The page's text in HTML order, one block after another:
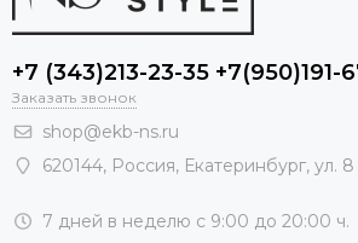
+7 (343)213-23-35 +7(950)191-
Заказать звонок
shop@ekb-ns.ru
620144, Россия, Екатеринбург, ул.
7 дней в неделю с 9:00 до 20:00 ч.